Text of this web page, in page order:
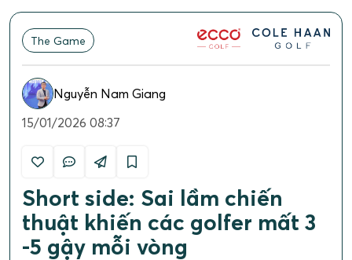
The Game
Nguyễn Nam Giang
15/01/2026 08:37
Short side: Sai lầm chiến
thuật khiến các golfer mất 3
-5 gậy mỗi vòng